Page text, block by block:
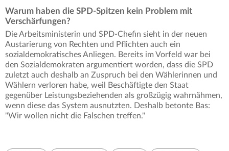
Warum haben die SPD-Spitzen kein Problem mit
Verschärfungen?
Die Arbeitsministerin und SPD-Chefin sieht in der neuen
Austarierung von Rechten und Pflichten auch ein
sozialdemokratisches Anliegen. Bereits im Vorfeld war bei
den Sozialdemokraten argumentiert worden, dass die SPD
zuletzt auch deshalb an Zuspruch bei den Wählerinnen und
Wählern verloren habe, weil Beschäftigte den Staat
gegenüber Leistungsbeziehenden als großzügig wahrnähmen,
wenn diese das System ausnutzten. Deshalb betonte Bas:
"Wir wollen nicht die Falschen treffen."